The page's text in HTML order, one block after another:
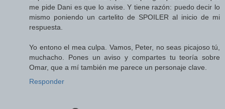
me pide Dani es que lo avise. Y tiene razón: puedo decir lo
mismo poniendo un cartelito de SPOILER al inicio de mi
respuesta.
Yo entono el mea culpa. Vamos, Peter, no seas picajoso tú,
muchacho. Pones un aviso y compartes tu teoría sobre
Omar, que a mí también me parece un personaje clave.
Responder